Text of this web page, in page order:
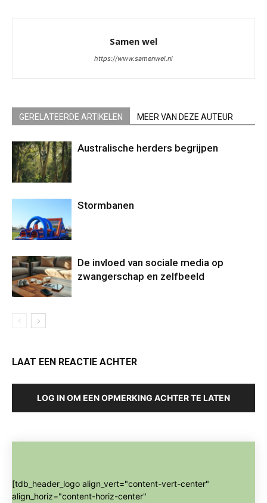
Samen wel
https://www.samenwel.nl
GERELATEERDE ARTIKELEN MEER VAN DEZE AUTEUR
Australische herders begrijpen
Stormbanen
De invloed van sociale media op
zwangerschap en zelfbeeld
LAAT EEN REACTIE ACHTER
LOG IN OM EEN OPMERKING ACHTER TE LATEN
[tdb_header_logo align_vert="content-vert-center"
align_horiz="content-horiz-center"